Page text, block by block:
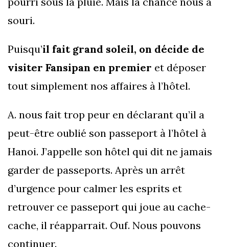
souri.
Puisqu’il fait grand soleil, on décide de
visiter Fansipan en premier et déposer
tout simplement nos affaires à l’hôtel.
A. nous fait trop peur en déclarant qu’il a
peut-être oublié son passeport à l’hôtel à
Hanoi. J’appelle son hôtel qui dit ne jamais
garder de passeports. Après un arrêt
d’urgence pour calmer les esprits et
retrouver ce passeport qui joue au cache-
cache, il réapparrait. Ouf. Nous pouvons
continuer.